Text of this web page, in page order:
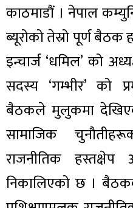
काठमाडौं । नेपाल
ब्यूरोको तेस्रो पूर्ण बैठक
इन्चार्ज ‘धमिल’ को
सदस्य ‘गम्भीर’ को
बैठकले मुलुकमा
सामाजिक
राजनीतिक
निकालिएको छ ।